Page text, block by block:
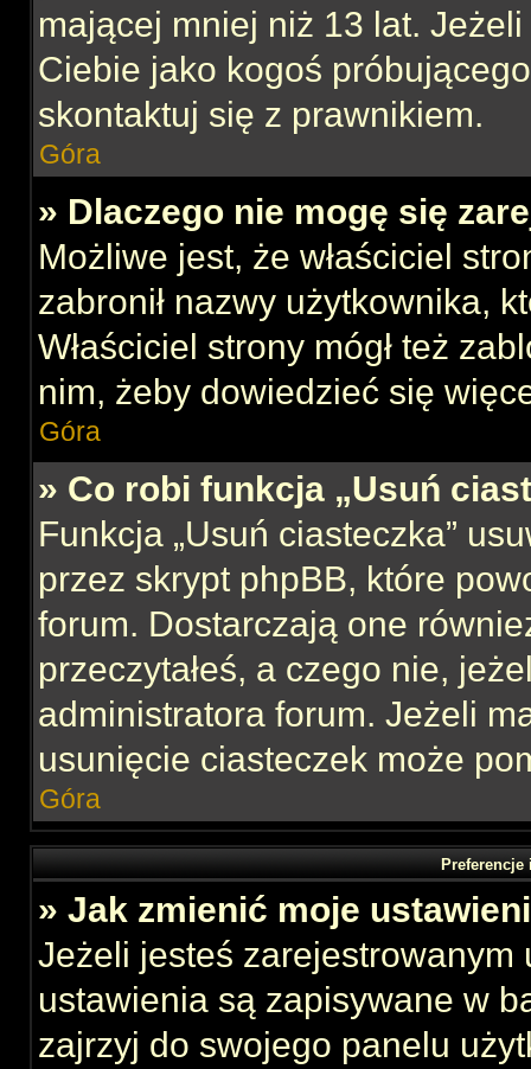
mającej mniej niż 13 lat.
Ciebie jako kogoś
skontaktuj się z prawnikiem.
Góra
» Dlaczego nie mogę się
Możliwe jest, że właściciel
zabronił nazwy użytkownika,
Właściciel strony mógł też
nim, żeby dowiedzieć się
Góra
» Co robi funkcja „Usuń
Funkcja „Usuń ciasteczka”
przez skrypt phpBB, które
forum. Dostarczają one
przeczytałeś, a czego nie,
administratora forum. Jeżeli
usunięcie ciasteczek może
Góra
» Jak zmienić moje
Jeżeli jesteś zarejestrowanym
ustawienia są zapisywane w
zajrzyj do swojego panelu